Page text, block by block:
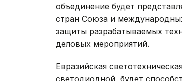
объединение будет
стран Союза и
защиты разрабатываемых
деловых мероприятий.
Евразийская
светодиодной, будет